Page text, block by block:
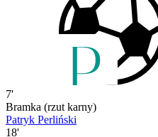
7'
Bramka (rzut karny)
Patryk Perliński
18'